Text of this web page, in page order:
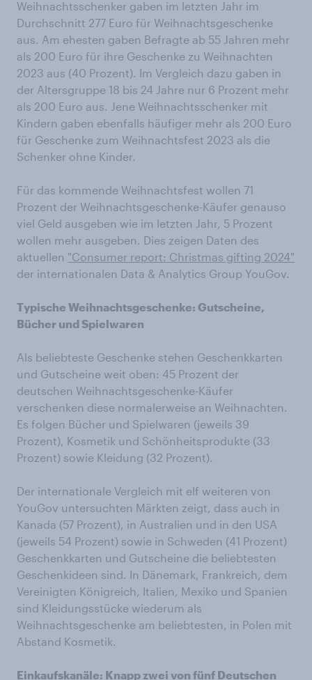
Weihnachtsschenker gaben im letzten Jahr im
Durchschnitt 277 Euro für Weihnachtsgeschenke
aus. Am ehesten gaben Befragte ab 55 Jahren mehr
als 200 Euro für ihre Geschenke zu Weihnachten
2023 aus (40 Prozent). Im Vergleich dazu gaben in
der Altersgruppe 18 bis 24 Jahre nur 6 Prozent mehr
als 200 Euro aus. Jene Weihnachtsschenker mit
Kindern gaben ebenfalls häufiger mehr als 200 Euro
für Geschenke zum Weihnachtsfest 2023 als die
Schenker ohne Kinder.
Für das kommende Weihnachtsfest wollen 71
Prozent der Weihnachtsgeschenke-Käufer genauso
viel Geld ausgeben wie im letzten Jahr, 5 Prozent
wollen mehr ausgeben. Dies zeigen Daten des
aktuellen "Consumer report: Christmas gifting 2024"
der internationalen Data & Analytics Group YouGov.
Typische Weihnachtsgeschenke: Gutscheine,
Bücher und Spielwaren
Als beliebteste Geschenke stehen Geschenkkarten
und Gutscheine weit oben: 45 Prozent der
deutschen Weihnachtsgeschenke-Käufer
verschenken diese normalerweise an Weihnachten.
Es folgen Bücher und Spielwaren (jeweils 39
Prozent), Kosmetik und Schönheitsprodukte (33
Prozent) sowie Kleidung (32 Prozent).
Der internationale Vergleich mit elf weiteren von
YouGov untersuchten Märkten zeigt, dass auch in
Kanada (57 Prozent), in Australien und in den USA
(jeweils 54 Prozent) sowie in Schweden (41 Prozent)
Geschenkkarten und Gutscheine die beliebtesten
Geschenkideen sind. In Dänemark, Frankreich, dem
Vereinigten Königreich, Italien, Mexiko und Spanien
sind Kleidungsstücke wiederum als
Weihnachtsgeschenke am beliebtesten, in Polen mit
Abstand Kosmetik.
Einkaufskanäle: Knapp zwei von fünf Deutschen